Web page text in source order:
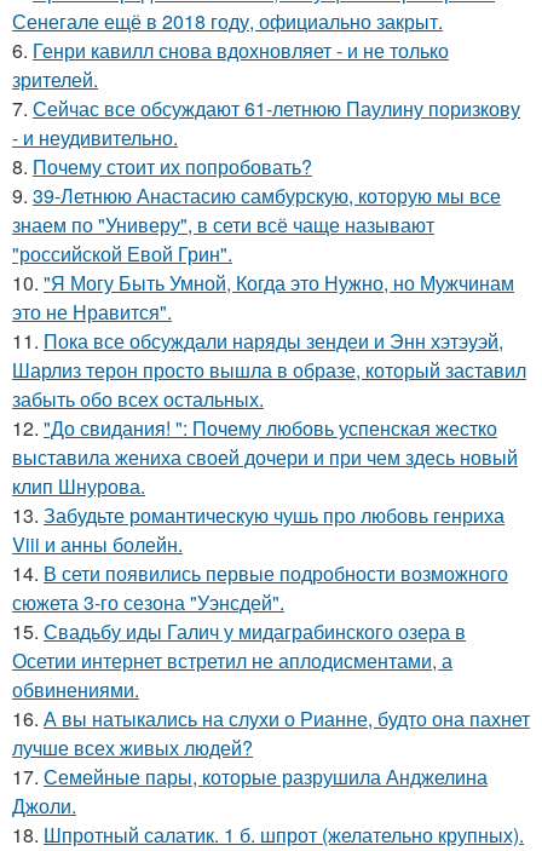
Сенегале ещё в 2018 году, официально закрыт.
6. Генри кавилл снова вдохновляет - и не только
зрителей.
7. Сейчас все обсуждают 61-летнюю Паулину поризкову
- и неудивительно.
8. Почему стоит их попробовать?
9. 39-Летнюю Анастасию самбурскую, которую мы все
знаем по "Универу", в сети всё чаще называют
"российской Евой Грин".
10. "Я Могу Быть Умной, Когда это Нужно, но Мужчинам
это не Нравится".
11. Пока все обсуждали наряды зендеи и Энн хэтэуэй,
Шарлиз терон просто вышла в образе, который заставил
забыть обо всех остальных.
12. "До свидания! ": Почему любовь успенская жестко
выставила жениха своей дочери и при чем здесь новый
клип Шнурова.
13. Забудьте романтическую чушь про любовь генриха
Viii и анны болейн.
14. В сети появились первые подробности возможного
сюжета 3-го сезона "Уэнсдей".
15. Свадьбу иды Галич у мидаграбинского озера в
Осетии интернет встретил не аплодисментами, а
обвинениями.
16. А вы натыкались на слухи о Рианне, будто она пахнет
лучше всех живых людей?
17. Семейные пары, которые разрушила Анджелина
Джоли.
18. Шпротный салатик. 1 б. шпрот (желательно крупных).